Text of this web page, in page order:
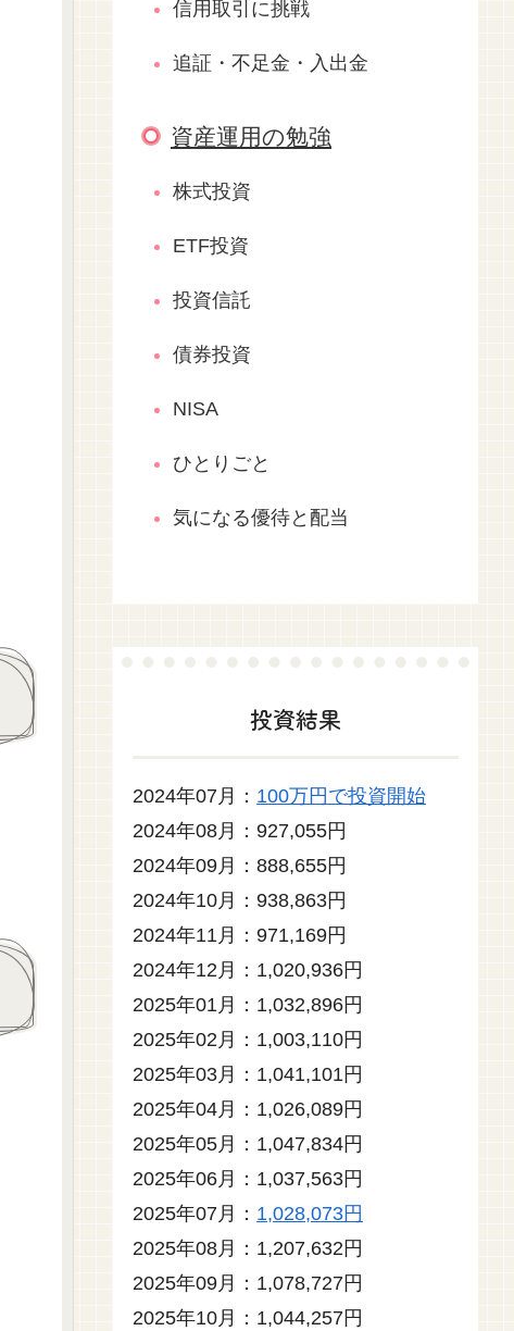
信用取引に挑戦
追証・不足金・入出金
資産運用の勉強
株式投資
ETF投資
投資信託
債券投資
NISA
ひとりごと
気になる優待と配当
投資結果
2024年07月： 100万円で投資開始
2024年08月：927,055円
2024年09月：888,655円
2024年10月：938,863円
2024年11月：971,169円
2024年12月：1,020,936円
2025年01月：1,032,896円
2025年02月：1,003,110円
2025年03月：1,041,101円
2025年04月：1,026,089円
2025年05月：1,047,834円
2025年06月：1,037,563円
2025年07月： 1,028,073円
2025年08月：1,207,632円
2025年09月：1,078,727円
2025年10月：1,044,257円